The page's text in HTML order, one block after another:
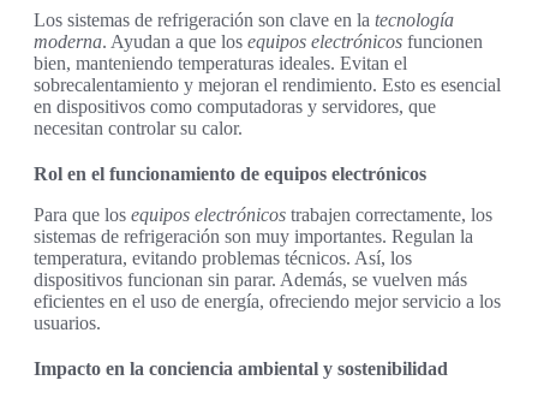
Los sistemas de refrigeración son clave en la tecnología
moderna. Ayudan a que los equipos electrónicos funcionen
bien, manteniendo temperaturas ideales. Evitan el
sobrecalentamiento y mejoran el rendimiento. Esto es esencial
en dispositivos como computadoras y servidores, que
necesitan controlar su calor.
Rol en el funcionamiento de equipos electrónicos
Para que los equipos electrónicos trabajen correctamente, los
sistemas de refrigeración son muy importantes. Regulan la
temperatura, evitando problemas técnicos. Así, los
dispositivos funcionan sin parar. Además, se vuelven más
eficientes en el uso de energía, ofreciendo mejor servicio a los
usuarios.
Impacto en la conciencia ambiental y sostenibilidad